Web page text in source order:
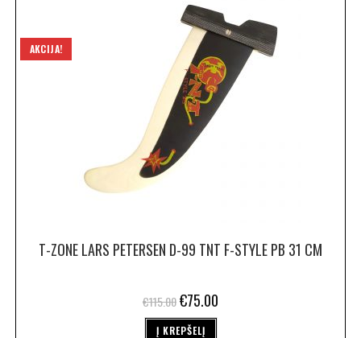
AKCIJA!
T-ZONE LARS PETERSEN D-99 TNT F-STYLE PB 31 CM
€115.00€75.00
Į KREPŠELĮ